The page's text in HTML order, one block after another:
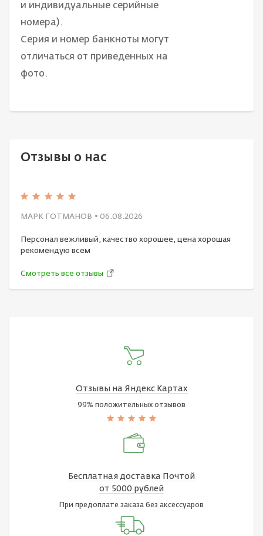
и индивидуальные серийные
номера).
Серия и номер банкноты могут
отличаться от приведенных на
фото.
Отзывы о нас
МАРК ГОТМАНОВ • 06.08.2026
Персонал вежливый, качество хорошее, цена хорошая
рекомендую всем
Смотреть все отзывы
Отзывы на Яндекс Картах
99% положительных отзывов
Бесплатная доставка Почтой
от 5000 рублей
При предоплате заказа без аксессуаров